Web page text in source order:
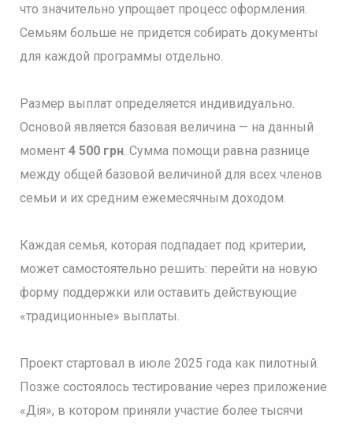
что значительно упрощает процесс оформления.
Семьям больше не придется собирать документы
для каждой программы отдельно.
Размер выплат определяется индивидуально.
Основой является базовая величина — на данный
момент 4 500 грн. Сумма помощи равна разнице
между общей базовой величиной для всех членов
семьи и их средним ежемесячным доходом.
Каждая семья, которая подпадает под критерии,
может самостоятельно решить: перейти на новую
форму поддержки или оставить действующие
«традиционные» выплаты.
Проект стартовал в июле 2025 года как пилотный.
Позже состоялось тестирование через приложение
«Дія», в котором приняли участие более тысячи